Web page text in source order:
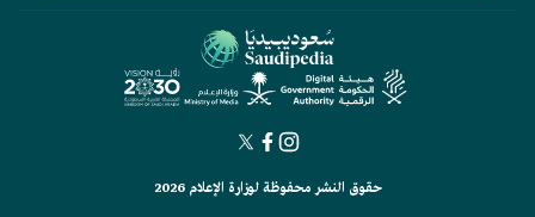
حقوق النشر محفوظة لوزارة الإعلام 2026